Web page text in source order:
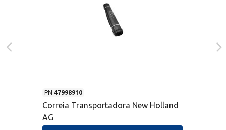
PN 47998910
Correia Transportadora New Holland
AG